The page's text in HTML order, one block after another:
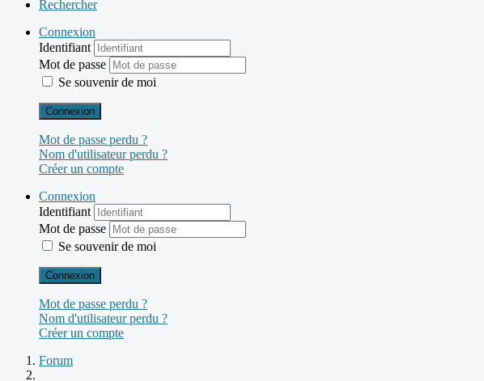
Rechercher
Connexion
Identifiant
Mot de passe
Se souvenir de moi
Connexion
Mot de passe perdu ?
Nom d'utilisateur perdu ?
Créer un compte
Connexion
Identifiant
Mot de passe
Se souvenir de moi
Connexion
Mot de passe perdu ?
Nom d'utilisateur perdu ?
Créer un compte
Forum